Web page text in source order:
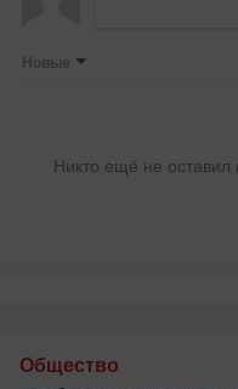
Новые
Никто ещё не оставил
Общество